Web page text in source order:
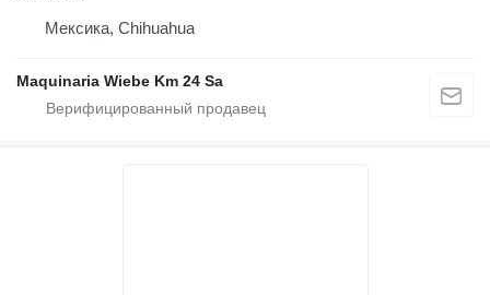
Мексика, Chihuahua
Maquinaria Wiebe Km 24 Sa